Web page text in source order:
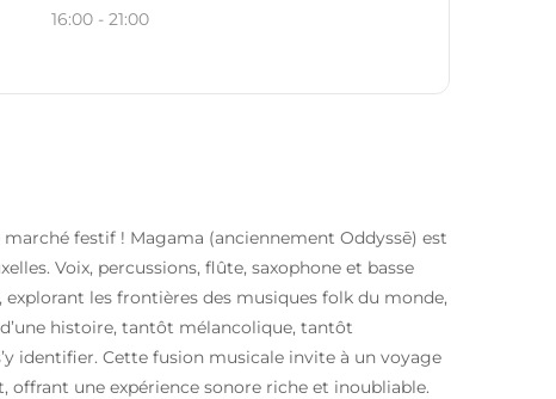
16:00 - 21:00
festif ! Magama (anciennement Oddyssē) est
Voix, percussions, flûte, saxophone et basse
les frontières des musiques folk du monde,
histoire, tantôt mélancolique, tantôt
identifier. Cette fusion musicale invite à un voyage
une expérience sonore riche et inoubliable.